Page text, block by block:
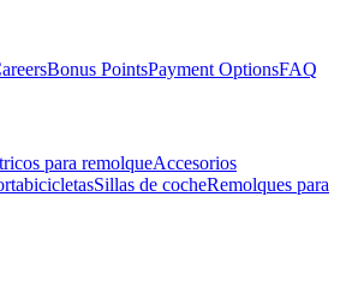
Bonus PointsPayment OptionsFAQ
para remolqueAccesorios
Sillas de cocheRemolques para